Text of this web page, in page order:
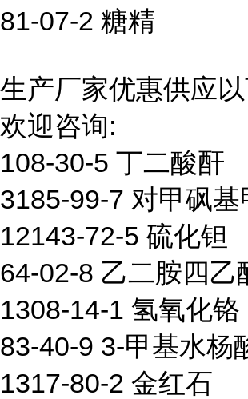
81-07-2 糖精
生产厂家优惠供应
欢迎咨询:
108-30-5 丁二酸酐
3185-99-7 对甲砜基
12143-72-5 硫化钽
64-02-8 乙二胺四乙
1308-14-1 氢氧化铬
83-40-9 3-甲基水杨
1317-80-2 金红石